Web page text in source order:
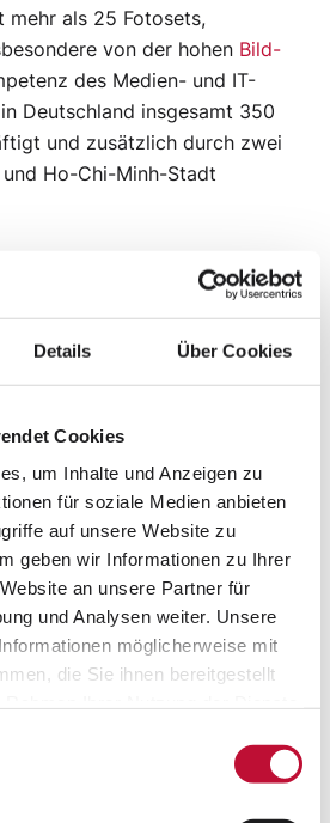
Details Über Cookies
Cookies
um Inhalte und Anzeigen zu
für soziale Medien anbieten
auf unsere Website zu
geben wir Informationen zu Ihrer
an unsere Partner für
und Analysen weiter. Unsere
möglicherweise mit
die Sie ihnen bereitgestellt
mehr als 25 Fotosets,
von der hohen Bild-
des Medien- und IT-
Deutschland insgesamt 350
und zusätzlich durch zwei
Ho-Chi-Minh-Stadt
Nachfrage entschloss sich
für die weitere Expansion
Dazu wurden in den
auf 800 m2an der
85-99 Still- und Modell-Sets,
hat unser neues Hamburg-
absolviert,“ freut sich
der Eröffnung der
es sich bewährt, dass
vom StandortVredenunsere
Spezialisten aus Hamburg,
neue Teamder Studios in
Helena Pietz, vorgestellt.